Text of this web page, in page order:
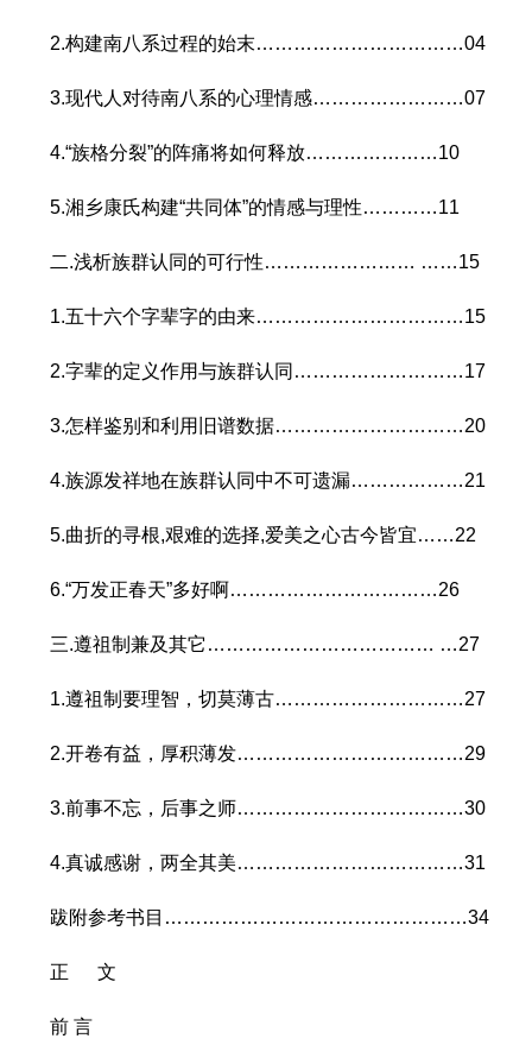
2.构建南八系过程的始末……………………………04
3.现代人对待南八系的心理情感……………………07
4.“族格分裂”的阵痛将如何释放…………………10
5.湘乡康氏构建“共同体”的情感与理性…………11
二.浅析族群认同的可行性…………………… ……15
1.五十六个字辈字的由来……………………………15
2.字辈的定义作用与族群认同………………………17
3.怎样鉴别和利用旧谱数据…………………………20
4.族源发祥地在族群认同中不可遗漏………………21
5.曲折的寻根,艰难的选择,爱美之心古今皆宜……22
6.“万发正春天”多好啊……………………………26
三.遵祖制兼及其它……………………………… …27
1.遵祖制要理智，切莫薄古…………………………27
2.开卷有益，厚积薄发………………………………29
3.前事不忘，后事之师………………………………30
4.真诚感谢，两全其美………………………………31
跋附参考书目…………………………………………34
正 文
前 言